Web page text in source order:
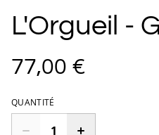
L'Orgueil -
77,00 €
QUANTITÉ